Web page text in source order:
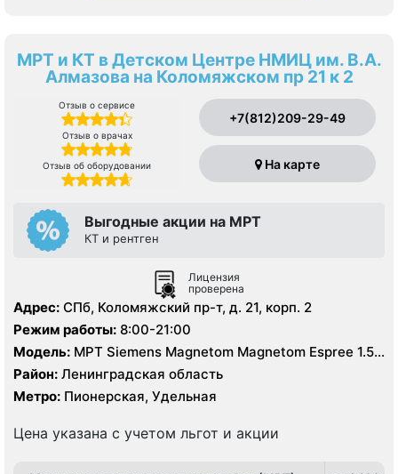
МРТ и КТ в Детском Центре НМИЦ им. В.А.
Алмазова на Коломяжском пр 21 к 2
Отзыв о сервисе
Отзыв о врачах
Отзыв об оборудовании
+7(812)209-29-49
На карте
Выгодные акции на МРТ
КТ и рентген
Лицензия
проверена
Адрес: СПб, Коломяжский пр-т, д. 21, корп. 2
Режим работы: 8:00-21:00
Модель: МРТ Siemens Magnetom Magnetom Espree 1.5
Тесла, КТ Philips Ingenuity Elite 128 срезов
Район: Ленинградская область
Метро: Пионерская, Удельная
Цена указана с учетом льгот и акции